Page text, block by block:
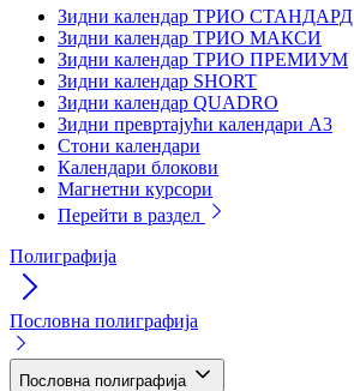
Зидни календар ТРИО СТАНДАРД
Зидни календар ТРИО МАКСИ
Зидни календар ТРИО ПРЕМИУМ
Зидни календар SHORT
Зидни календар QUADRO
Зидни превртајући календари А3
Стони календари
Календари блокови
Магнетни курсори
Перейти в раздел
Полиграфија
Пословна полиграфија
Пословна полиграфија